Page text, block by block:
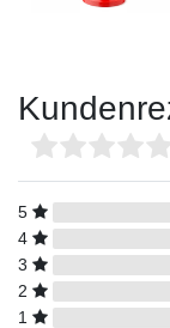
5
4
3
2
1